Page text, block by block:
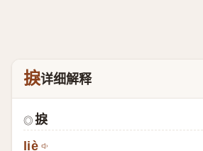
捩详细解释
◎ 捩
liè